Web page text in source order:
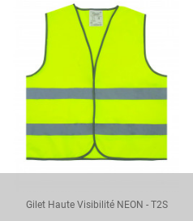
Gilet Haute Visibilité NEON - T2S